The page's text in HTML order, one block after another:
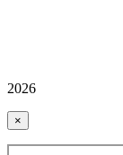
2026
×